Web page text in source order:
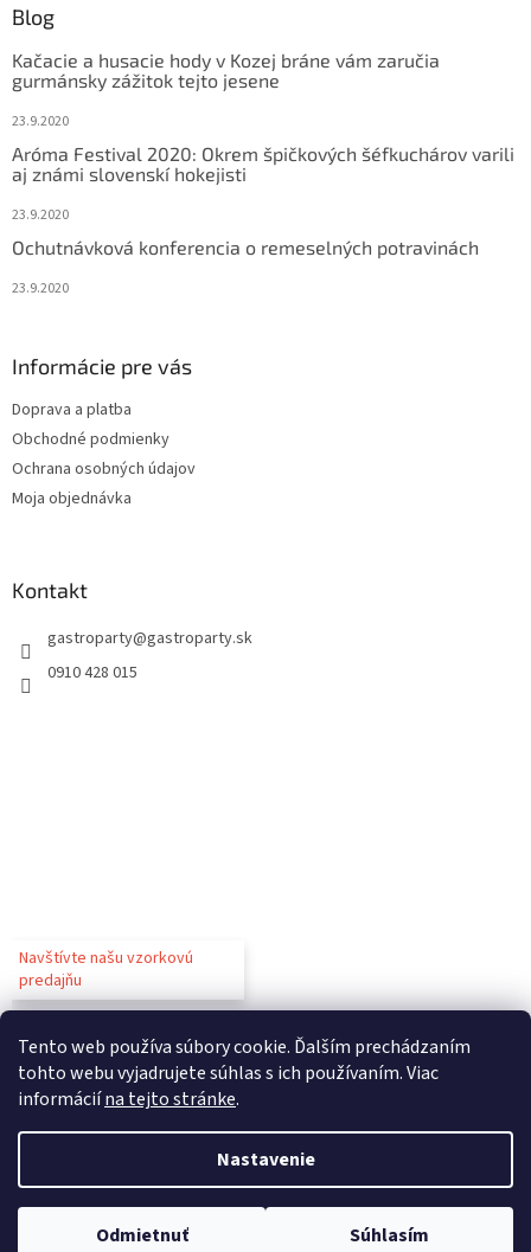
Tento web používa súbory cookie. Ďalším prechádzaním
tohto webu vyjadrujete súhlas s ich používaním. Viac
informáciína tejto stránke.
Nastavenie
Odmietnuť Súhlasím
Blog
Kačacie a husacie hody v Kozej bráne vám zaručia
gurmánsky zážitok tejto jesene
23.9.2020
Aróma Festival 2020: Okrem špičkových šéfkuchárov varili
aj známi slovenskí hokejisti
23.9.2020
Ochutnávková konferencia o remeselných potravinách
23.9.2020
Informácie pre vás
Doprava a platba
Obchodné podmienky
Ochrana osobných údajov
Moja objednávka
Kontakt
gastroparty@gastroparty.sk
0910 428 015
Navštívte našu vzorkovú
predajňu
Copyright 2026Gastroparty. Všetky práva vyhradené.Upraviť